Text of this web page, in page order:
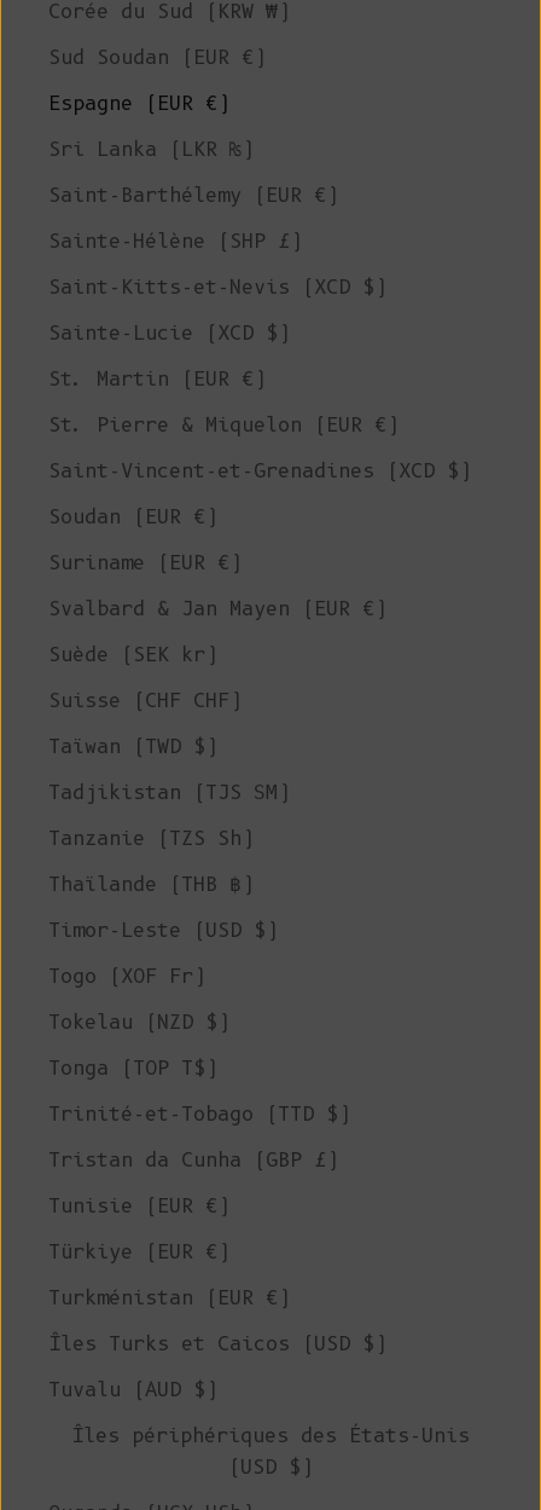
Corée du Sud (KRW ₩)
Sud Soudan (EUR €)
Espagne (EUR €)
Sri Lanka (LKR ₨)
Saint-Barthélemy (EUR €)
Sainte-Hélène (SHP £)
Saint-Kitts-et-Nevis (XCD $)
Sainte-Lucie (XCD $)
St. Martin (EUR €)
St. Pierre & Miquelon (EUR €)
Saint-Vincent-et-Grenadines (XCD $)
Soudan (EUR €)
Suriname (EUR €)
Svalbard & Jan Mayen (EUR €)
Suède (SEK kr)
Suisse (CHF CHF)
Taïwan (TWD $)
Tadjikistan (TJS ЅМ)
Tanzanie (TZS Sh)
Thaïlande (THB ฿)
Timor-Leste (USD $)
Togo (XOF Fr)
Tokelau (NZD $)
Tonga (TOP T$)
Trinité-et-Tobago (TTD $)
Tristan da Cunha (GBP £)
Tunisie (EUR €)
Türkiye (EUR €)
Turkménistan (EUR €)
Îles Turks et Caicos (USD $)
Tuvalu (AUD $)
Îles périphériques des États-Unis
(USD $)